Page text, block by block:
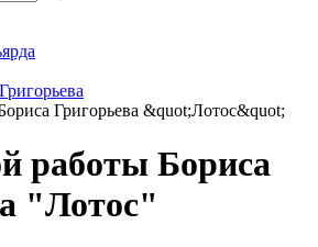
Григорьева &quot;Лотос&quot;
работы Бориса
"Лотос"